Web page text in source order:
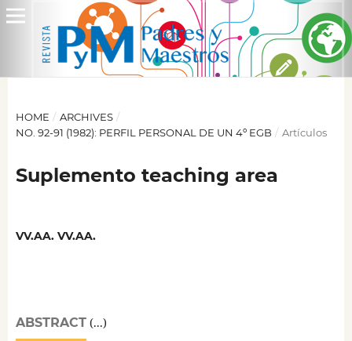
HOME / ARCHIVES /
NO. 92-91 (1982): PERFIL PERSONAL DE UN 4º EGB / Artículos
Suplemento teaching area
VV.AA. VV.AA.
ABSTRACT(...)